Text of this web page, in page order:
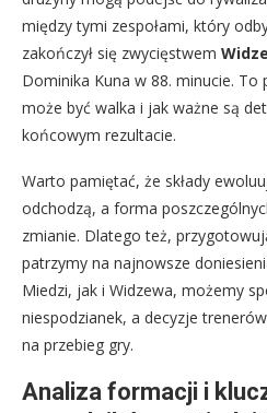
między tymi zespołami, który
zakończył się zwycięstwem
Dominika Kuna w 88. minucie.
może być walka i jak ważne są
końcowym rezultacie.
Warto pamiętać, że składy
odchodzą, a forma
zmianie. Dlatego też,
patrzymy na najnowsze
Miedzi, jak i Widzewa, możemy
niespodzianek, a decyzje
na przebieg gry.
Analiza formacji i